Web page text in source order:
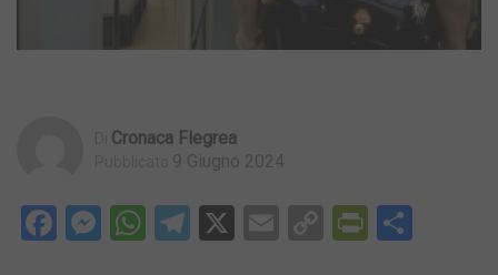
Cronaca Flegrea
9 Giugno 2024
Facebook
Messenger
WhatsApp
Telegram
X EmailCopy